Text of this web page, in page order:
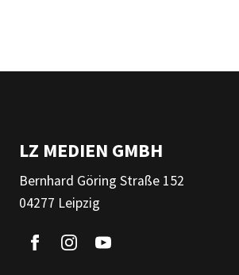
LZ MEDIEN GMBH
Bernhard Göring Straße 152
04277 Leipzig